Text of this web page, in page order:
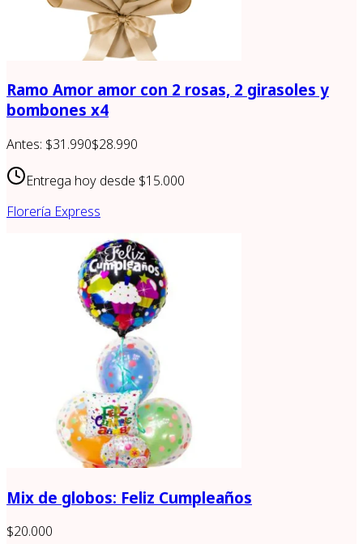
Ramo Amor amor con 2 rosas, 2 girasoles y
bombones x4
Antes: $31.990$28.990
Entrega hoy desde $15.000
Florería Express
Mix de globos: Feliz Cumpleaños
$20.000